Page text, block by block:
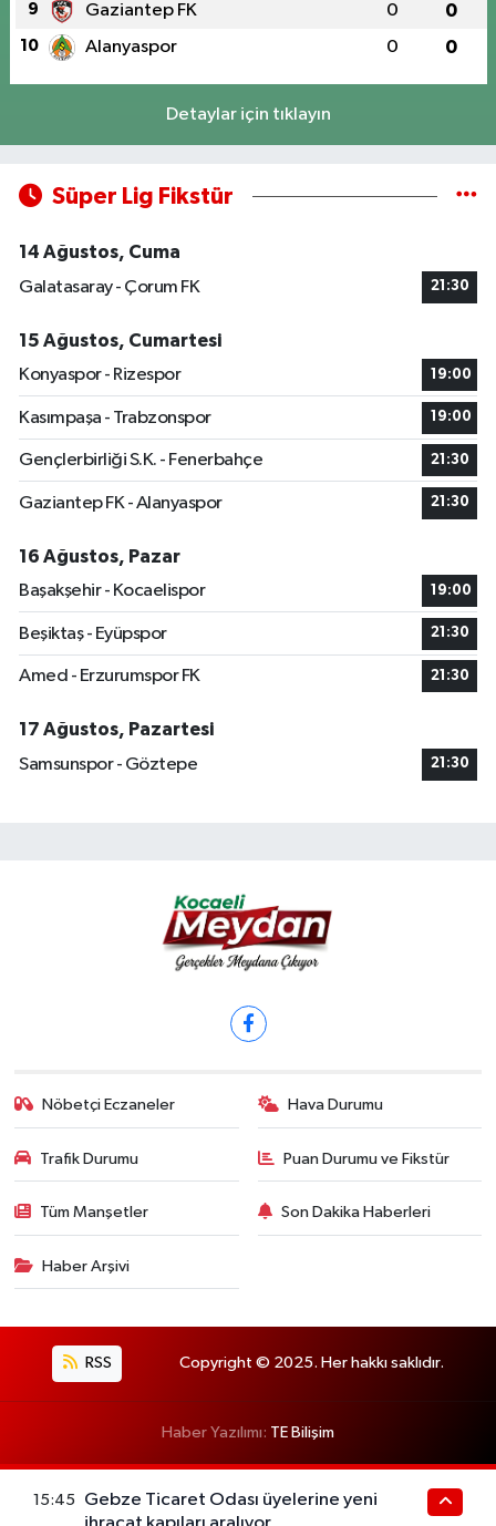
9 Gaziantep FK 0 0
10 Alanyaspor 0 0
Detaylar için tıklayın
Süper Lig Fikstür
14 Ağustos, Cuma
Galatasaray - Çorum FK
21:30
15 Ağustos, Cumartesi
Konyaspor - Rizespor
19:00
Kasımpaşa - Trabzonspor 19:00
Gençlerbirliği S.K. - Fenerbahçe 21:30
Gaziantep FK - Alanyaspor 21:30
16 Ağustos, Pazar
Başakşehir - Kocaelispor
19:00
Beşiktaş - Eyüpspor 21:30
Amed - Erzurumspor FK 21:30
17 Ağustos, Pazartesi
Samsunspor - Göztepe
21:30
Nöbetçi Eczaneler Hava Durumu
Trafik Durumu Puan Durumu ve Fikstür
Tüm Manşetler Son Dakika Haberleri
Haber Arşivi
RSS Copyright © 2025. Her hakkı saklıdır.
Haber Yazılımı: TE Bilişim
15:45
Gebze Ticaret Odası üyelerine yeni